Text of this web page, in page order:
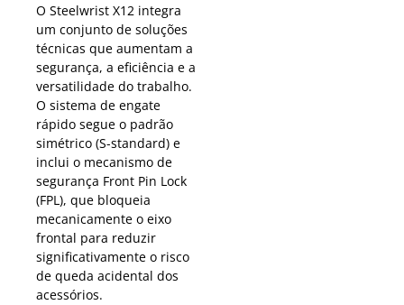
O Steelwrist X12 integra
um conjunto de soluções
técnicas que aumentam a
segurança, a eficiência e a
versatilidade do trabalho.
O sistema de engate
rápido segue o padrão
simétrico (S-standard) e
inclui o mecanismo de
segurança Front Pin Lock
(FPL), que bloqueia
mecanicamente o eixo
frontal para reduzir
significativamente o risco
de queda acidental dos
acessórios.